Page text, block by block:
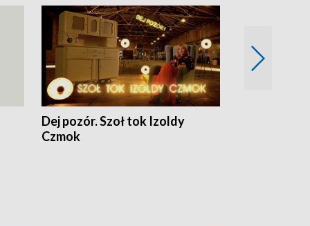
Dej pozór. Szoł tok Izoldy
Czmok